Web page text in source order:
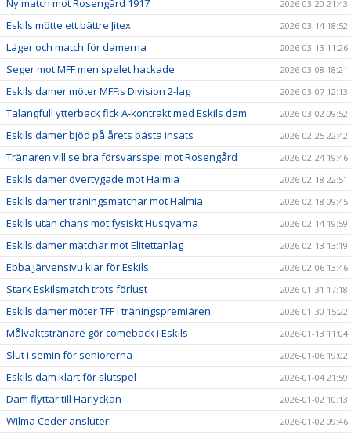
Ny match mot Rosengård 1917 2026-03-20 21:43
Eskils mötte ett bättre Jitex 2026-03-14 18:52
Läger och match för damerna 2026-03-13 11:26
Seger mot MFF men spelet hackade 2026-03-08 18:21
Eskils damer möter MFF:s Division 2-lag 2026-03-07 12:13
Talangfull ytterback fick A-kontrakt med Eskils dam 2026-03-02 09:52
Eskils damer bjöd på årets bästa insats 2026-02-25 22:42
Tränaren vill se bra försvarsspel mot Rosengård 2026-02-24 19:46
Eskils damer övertygade mot Halmia 2026-02-18 22:51
Eskils damer träningsmatchar mot Halmia 2026-02-18 09:45
Eskils utan chans mot fysiskt Husqvarna 2026-02-14 19:59
Eskils damer matchar mot Elitettanlag 2026-02-13 13:19
Ebba Järvensivu klar för Eskils 2026-02-06 13:46
Stark Eskilsmatch trots förlust 2026-01-31 17:18
Eskils damer möter TFF i träningspremiären 2026-01-30 15:22
Målvaktstränare gör comeback i Eskils 2026-01-13 11:04
Slut i semin för seniorerna 2026-01-06 19:02
Eskils dam klart för slutspel 2026-01-04 21:59
Dam flyttar till Harlyckan 2026-01-02 10:13
Wilma Ceder ansluter! 2026-01-02 09:46